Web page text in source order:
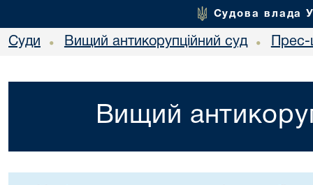
Судова влада
Суди • Вищий антикорупційний суд •
Вищий